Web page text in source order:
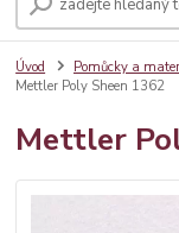
Úvod Pomůcky a
Mettler Poly Sheen 1362
Mettler